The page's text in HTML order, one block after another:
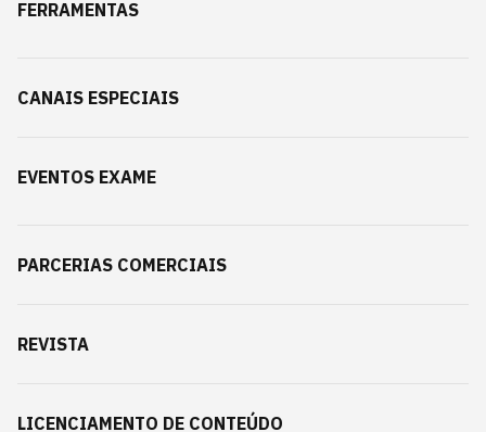
FERRAMENTAS
CANAIS ESPECIAIS
EVENTOS EXAME
PARCERIAS COMERCIAIS
REVISTA
LICENCIAMENTO DE CONTEÚDO